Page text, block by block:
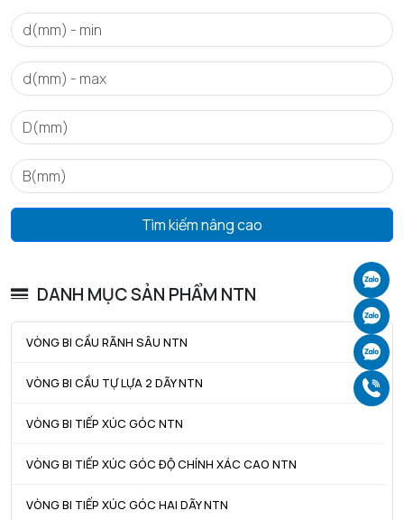
Tìm kiếm nâng cao
DANH MỤC SẢN PHẨM NTN
VÒNG BI CẦU RÃNH SÂU NTN
VÒNG BI CẦU TỰ LỰA 2 DÃY NTN
VÒNG BI TIẾP XÚC GÓC NTN
VÒNG BI TIẾP XÚC GÓC ĐỘ CHÍNH XÁC CAO NTN
VÒNG BI TIẾP XÚC GÓC HAI DÃY NTN
Da max - Đường kính vai tối đa OR
da min - Đường kính vai tối thiểu IR